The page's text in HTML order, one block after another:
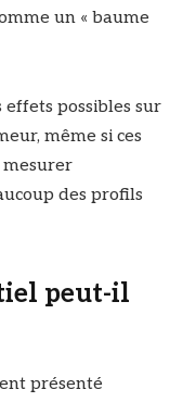
un « baume
possibles sur
même si ces
mesurer
des profils
peut-il
présenté